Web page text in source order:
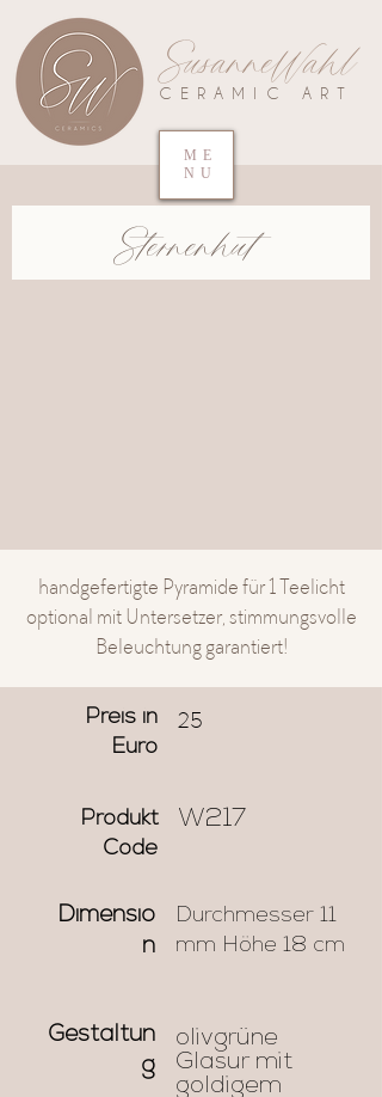
SusanneWahl
CERAMIC ART
ME
NU
Sternenhut
handgefertigte Pyramide für 1 Teelicht
optional mit Untersetzer, stimmungsvolle
Beleuchtung garantiert!
Preis in
Euro
25
Produkt
Code
W217
Dimensio
n
Durchmesser 11
mm Höhe 18 cm
Gestaltun
g
olivgrüne
Glasur mit
goldigem